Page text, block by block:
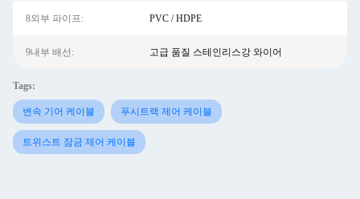
8외부 파이프: PVC / HDPE
9내부 배선: 고급 품질 스테인리스강 와이어
Tags:
변속 기어 케이블 푸시트랙 제어 케이블
트위스트 잠금 제어 케이블